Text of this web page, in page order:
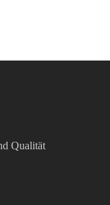
Qualität